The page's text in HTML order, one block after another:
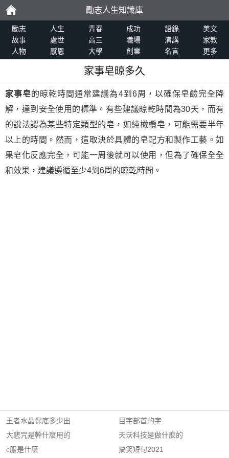
勵
志
勵志人生知識庫
勵志 人生 青春 成功 語錄
美文
故事
處世 高三 職場 演講
家教
人物
感恩 大學 創業 名言 更多
家事皂晾多久
家事皂的晾乾時間通常建議為4到6周，以確保皂鹼完全降
解，達到安全使用的標準。有些建議晾乾時間為30天，而有
的說法認為某些特定類型的皂，如純橄欖皂，可能需要半年
以上的時間。然而，這取決於具體的皂配方和製作工藝。如
果皂化反應完全，可能一周後就可以使用，但為了確保全全
和效果，建議遵循至少4到6周的晾乾時間。
王者水晶保底多少出
大悲咒是幹什麼用的
c服是什麼
目字部首的字
天沃科技是做什麼的
搞笑短句2021